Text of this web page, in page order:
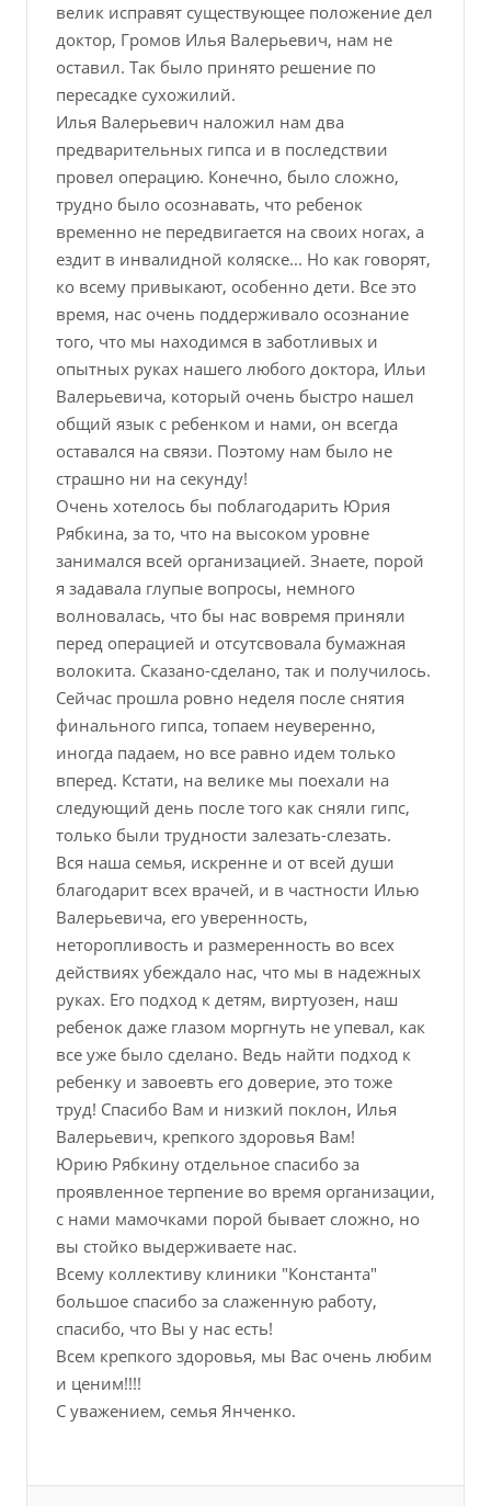
велик исправят существующее положение дел
доктор, Громов Илья Валерьевич, нам не
оставил. Так было принято решение по
пересадке сухожилий.
Илья Валерьевич наложил нам два
предварительных гипса и в последствии
провел операцию. Конечно, было сложно,
трудно было осознавать, что ребенок
временно не передвигается на своих ногах, а
ездит в инвалидной коляске... Но как говорят,
ко всему привыкают, особенно дети. Все это
время, нас очень поддерживало осознание
того, что мы находимся в заботливых и
опытных руках нашего любого доктора, Ильи
Валерьевича, который очень быстро нашел
общий язык с ребенком и нами, он всегда
оставался на связи. Поэтому нам было не
страшно ни на секунду!
Очень хотелось бы поблагодарить Юрия
Рябкина, за то, что на высоком уровне
занимался всей организацией. Знаете, порой
я задавала глупые вопросы, немного
волновалась, что бы нас вовремя приняли
перед операцией и отсутсвовала бумажная
волокита. Сказано-сделано, так и получилось.
Сейчас прошла ровно неделя после снятия
финального гипса, топаем неуверенно,
иногда падаем, но все равно идем только
вперед. Кстати, на велике мы поехали на
следующий день после того как сняли гипс,
только были трудности залезать-слезать.
Вся наша семья, искренне и от всей души
благодарит всех врачей, и в частности Илью
Валерьевича, его уверенность,
неторопливость и размеренность во всех
действиях убеждало нас, что мы в надежных
руках. Его подход к детям, виртуозен, наш
ребенок даже глазом моргнуть не упевал, как
все уже было сделано. Ведь найти подход к
ребенку и завоевть его доверие, это тоже
труд! Спасибо Вам и низкий поклон, Илья
Валерьевич, крепкого здоровья Вам!
Юрию Рябкину отдельное спасибо за
проявленное терпение во время организации,
с нами мамочками порой бывает сложно, но
вы стойко выдерживаете нас.
Всему коллективу клиники "Константа"
большое спасибо за слаженную работу,
спасибо, что Вы у нас есть!
Всем крепкого здоровья, мы Вас очень любим
и ценим!!!!
С уважением, семья Янченко.